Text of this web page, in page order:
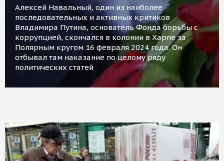
Алексей Навальный, один из наиболее
последовательных и активных критиков
Владимира Путина, основатель Фонда борьбы с
коррупцией, скончался в колонии в Харпе за
Полярным кругом 16 февраля 2024 года. Он
отбывал там наказание по целому ряду
политических статей